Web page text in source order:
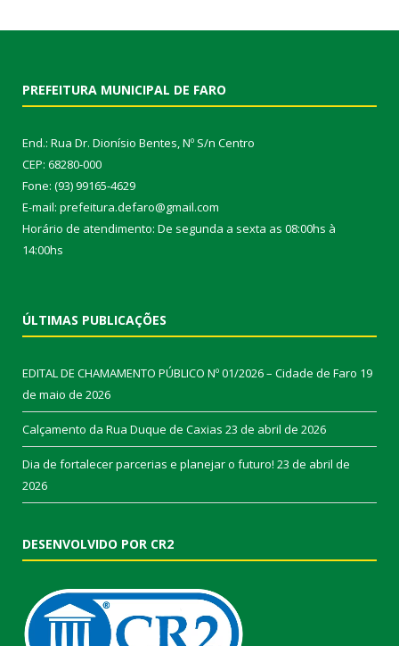
PREFEITURA MUNICIPAL DE FARO
End.: Rua Dr. Dionísio Bentes, Nº S/n Centro
CEP: 68280-000
Fone: (93) 99165-4629
E-mail: prefeitura.defaro@gmail.com
Horário de atendimento: De segunda a sexta as 08:00hs à
14:00hs
ÚLTIMAS PUBLICAÇÕES
EDITAL DE CHAMAMENTO PÚBLICO Nº 01/2026 – Cidade de Faro 19
de maio de 2026
Calçamento da Rua Duque de Caxias 23 de abril de 2026
Dia de fortalecer parcerias e planejar o futuro! 23 de abril de
2026
DESENVOLVIDO POR CR2